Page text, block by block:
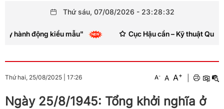
Thứ sáu, 07/08/2026 - 23:28:32
động kiểu mẫu" Cục Hậu cần – Kỹ thuật Quân
Thứ hai, 25/08/2025 17:26 A- A A+
Ngày 25/8/1945: Tổng khởi nghĩa ở